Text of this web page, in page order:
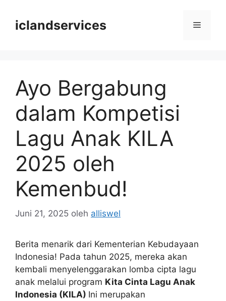
iclandservices Menu
Ayo Bergabung
dalam Kompetisi
Lagu Anak KILA
2025 oleh
Kemenbud!
Juni 21, 2025 oleh alliswel
Berita menarik dari Kementerian Kebudayaan
Indonesia! Pada tahun 2025, mereka akan
kembali menyelenggarakan lomba cipta lagu
anak melalui program Kita Cinta Lagu Anak
Indonesia (KILA) Ini merupakan